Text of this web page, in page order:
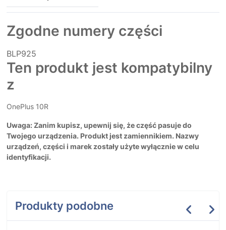
Zgodne numery części
BLP925
Ten produkt jest kompatybilny
z
OnePlus 10R
Uwaga: Zanim kupisz, upewnij się, że część pasuje do
Twojego urządzenia. Produkt jest zamiennikiem. Nazwy
urządzeń, części i marek zostały użyte wyłącznie w celu
identyfikacji.
Produkty podobne